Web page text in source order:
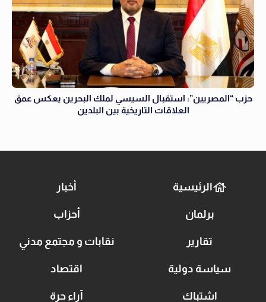
حزب “المصريين”: استقبال السيسي لملك البحرين يعكس عمق
العلاقات التاريخية بين البلدين
الرئيسية أخبار
برلمان أحزاب
تقارير نقابات و مجتمع مدني
سياسة دولية اقتصاد
اشتباك آراء حرة